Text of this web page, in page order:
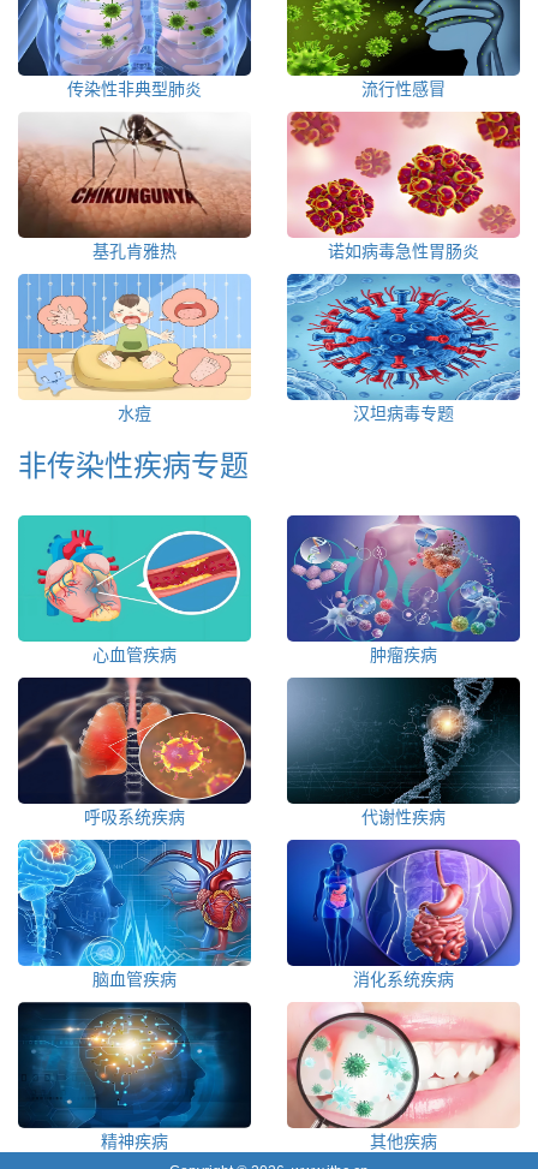
传染性非典型肺炎 流行性感冒
基孔肯雅热 诺如病毒急性胃肠炎
水痘 汉坦病毒专题
非传染性疾病专题
心血管疾病 肿瘤疾病
呼吸系统疾病 代谢性疾病
脑血管疾病 消化系统疾病
精神疾病 其他疾病